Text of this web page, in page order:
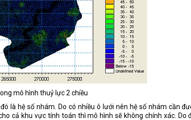
mô hình thuỷ lực 2 chiều
là hệ số nhám. Do có nhiều ô lưới nên hệ số nhám cần
cả khu vực tính toán thì mô hình sẽ không chính xác. Do